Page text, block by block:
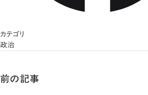
カテゴリ
政治
前の記事